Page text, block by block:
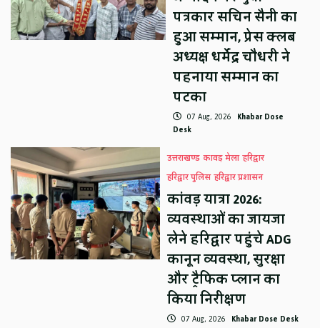
पत्रकार सचिन सैनी का
हुआ सम्मान, प्रेस क्लब
अध्यक्ष धर्मेंद्र चौधरी ने
पहनाया सम्मान का
पटका
07 Aug, 2026 Khabar Dose
Desk
उत्तराखण्ड कावड़ मेला हरिद्वार
हरिद्वार पुलिस हरिद्वार प्रशासन
कांवड़ यात्रा 2026:
व्यवस्थाओं का जायजा
लेने हरिद्वार पहुंचे ADG
कानून व्यवस्था, सुरक्षा
और ट्रैफिक प्लान का
किया निरीक्षण
07 Aug, 2026 Khabar Dose Desk